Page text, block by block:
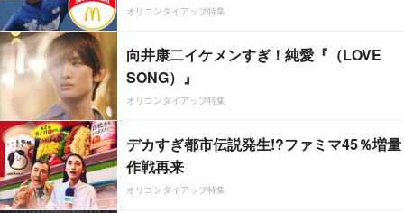
オリコンタイアップ特集
向井康二イケメンすぎ！純愛『（LOVE
SONG）』
オリコンタイアップ特集
デカすぎ都市伝説発生!?ファミマ45％増量
作戦再来
オリコンタイアップ特集